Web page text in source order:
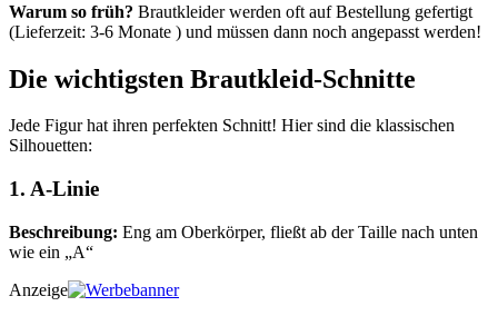
Warum so früh? Brautkleider werden oft auf Bestellung gefertigt
(Lieferzeit: 3-6 Monate ) und müssen dann noch angepasst werden!
Die wichtigsten Brautkleid-Schnitte
Jede Figur hat ihren perfekten Schnitt! Hier sind die klassischen
Silhouetten:
1. A-Linie
Beschreibung: Eng am Oberkörper, fließt ab der Taille nach unten
wie ein „A“
Anzeige